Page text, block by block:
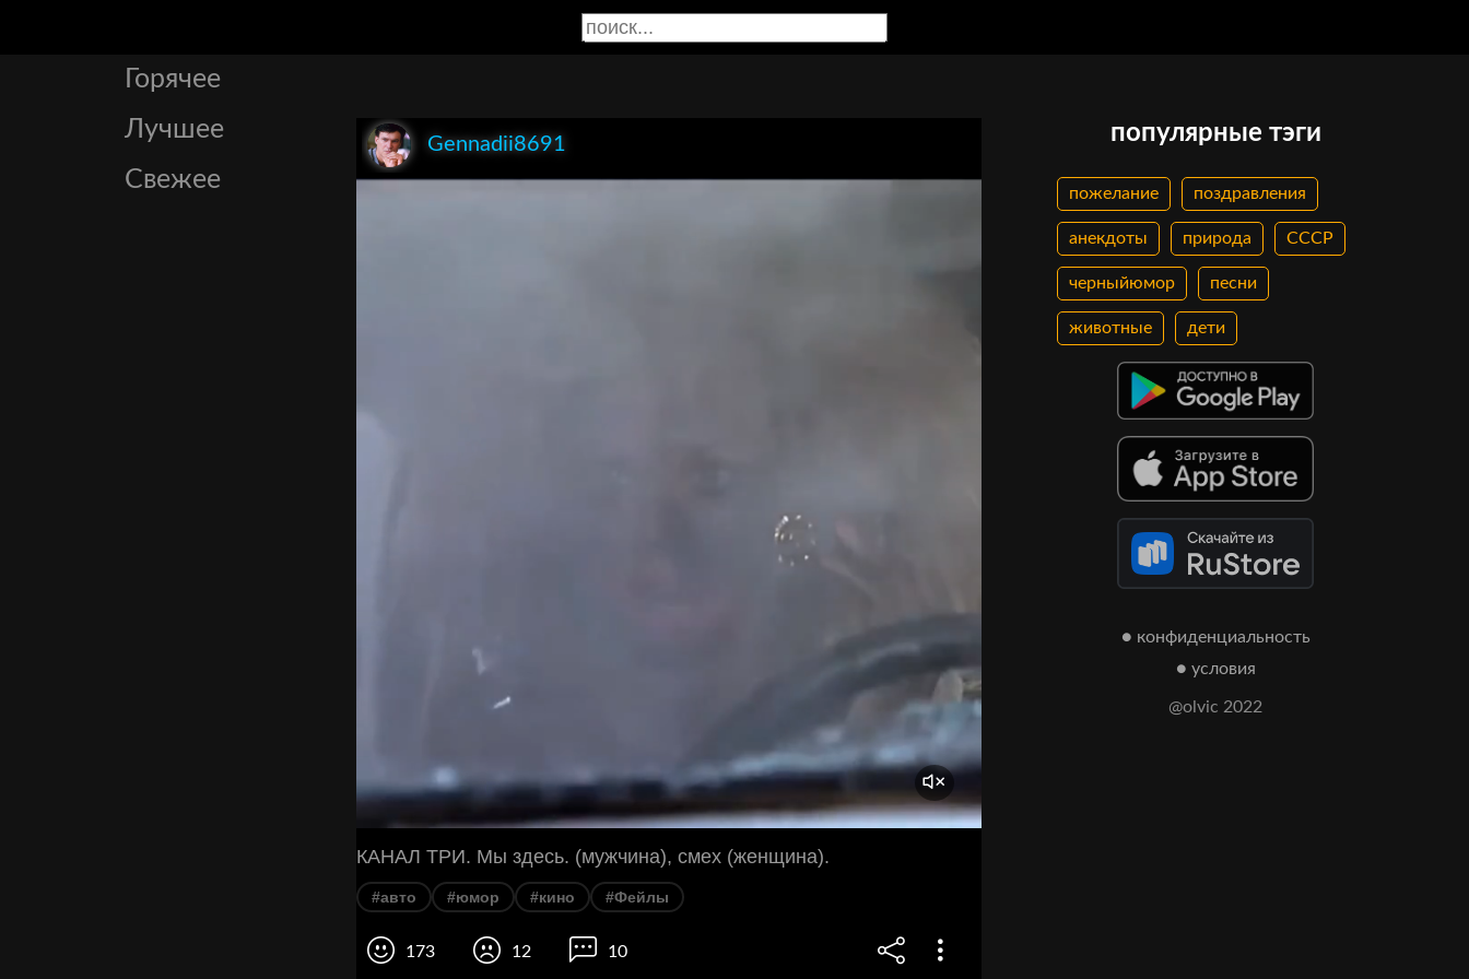
Горячее
Лучшее
Свежее
Gennadii8691
КАНАЛ ТРИ. Мы здесь. (мужчина), смех (женщина).
#авто #юмор #кино #Фейлы
173 12 10
популярные тэги
пожелание поздравления
анекдоты природа СССР
черныйюмор песни
животные дети
● конфиденциальность
● условия
@olvic 2022